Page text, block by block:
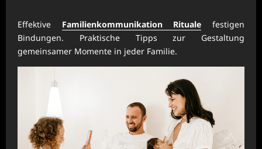
Effektive Familienkommunikation Rituale festigen
Bindungen. Praktische Tipps zur Gestaltung
gemeinsamer Momente in jeder Familie.